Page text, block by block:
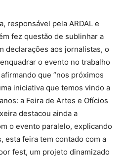
responsável pela ARDAL e
fez questão de sublinhar a
declarações aos jornalistas, o
o evento no trabalho
que “nos próximos
iniciativa que temos vindo a
a Feira de Artes e Ofícios
destacou ainda a
o evento paralelo, explicando
esta feira tem contado com a
fest, um projeto dinamizado